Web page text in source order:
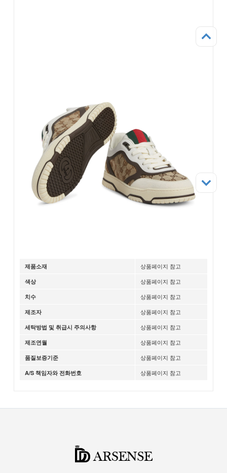
제품소재 상품페이지 참고
색상 상품페이지 참고
치수 상품페이지 참고
제조자 상품페이지 참고
세탁방법 및 취급시 주의사항 상품페이지 참고
제조연월 상품페이지 참고
품질보증기준 상품페이지 참고
A/S 책임자와 전화번호 상품페이지 참고